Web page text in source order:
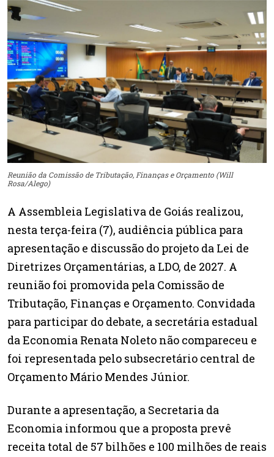
Reunião da Comissão de Tributação, Finanças e Orçamento (Will
Rosa/Alego)
A Assembleia Legislativa de Goiás realizou,
nesta terça-feira (7), audiência pública para
apresentação e discussão do projeto da Lei de
Diretrizes Orçamentárias, a LDO, de 2027. A
reunião foi promovida pela Comissão de
Tributação, Finanças e Orçamento. Convidada
para participar do debate, a secretária estadual
da Economia Renata Noleto não compareceu e
foi representada pelo subsecretário central de
Orçamento Mário Mendes Júnior.
Durante a apresentação, a Secretaria da
Economia informou que a proposta prevê
receita total de 57 bilhões e 100 milhões de reais